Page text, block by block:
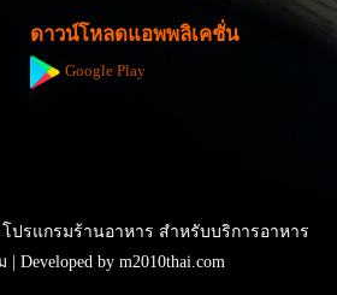
ดาวน์โหลดแอพพลิเคชั่น
Google Play
โปรแกรมร้านอาหาร สำหรับบริการอาหาร
| Developed by m2010thai.com